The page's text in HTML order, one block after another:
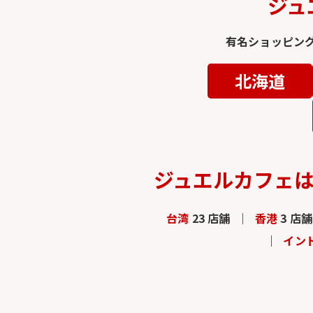
有名ショッピン
北海道
ジュエルカフェ
台湾 23 店舗 香港3 店舗
イン